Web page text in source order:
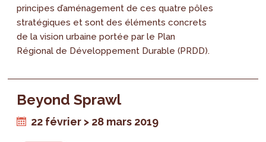
principes d’aménagement de ces quatre pôles
stratégiques et sont des éléments concrets
de la vision urbaine portée par le Plan
Régional de Développement Durable (PRDD).
Beyond Sprawl
22 février > 28 mars 2019